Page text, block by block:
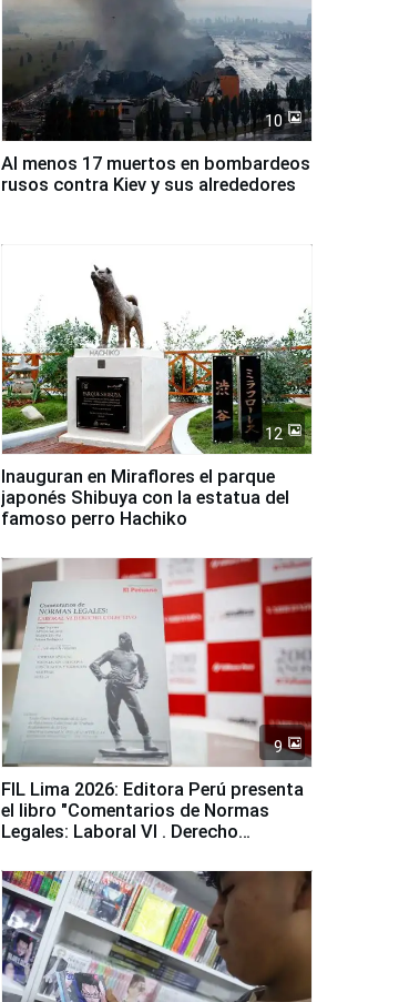
10
Al menos 17 muertos en bombardeos
rusos contra Kiev y sus alrededores
12
Inauguran en Miraflores el parque
japonés Shibuya con la estatua del
famoso perro Hachiko
9
FIL Lima 2026: Editora Perú presenta
el libro "Comentarios de Normas
Legales: Laboral Vl . Derecho